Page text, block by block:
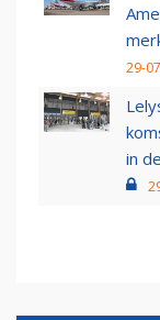
29-
in